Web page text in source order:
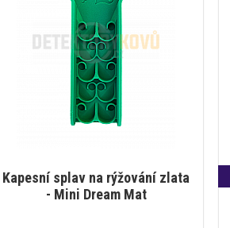
Kapesní splav na rýžování zlata
- Mini Dream Mat